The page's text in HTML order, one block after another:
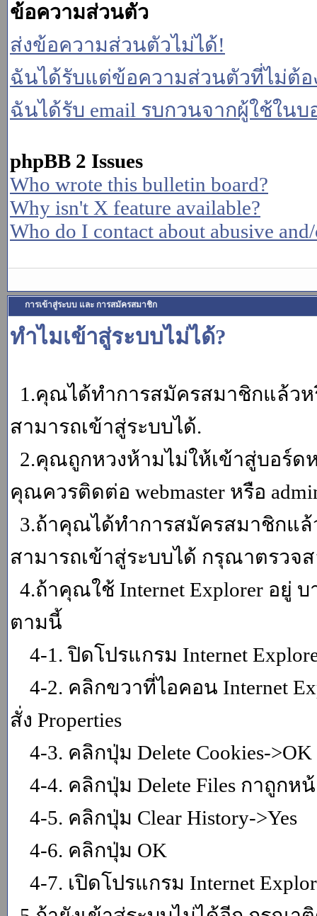
ข้อความส่วนตัว
ส่งข้อความส่วนตัวไม่ได้!
ฉันได้รับแต่ข้อความส่วนตัวที่ไม่ต้อ
ฉันได้รับ email รบกวนจากผู้ใช้ใน
phpBB 2 Issues
Who wrote this bulletin board?
Why isn't X feature available?
Who do I contact about abusive
การเข้าสู่ระบบ และ การสมัครสมาชิก
ทำไมเข้าสู่ระบบไม่ได้?
1.คุณได้ทำการสมัครสมาชิกแล้ว
สามารถเข้าสู่ระบบได้.
2.คุณถูกหวงห้ามไม่ให้เข้าสู่บอร์ด
คุณควรติดต่อ webmaster หรือ
3.ถ้าคุณได้ทำการสมัครสมาชิกแ
สามารถเข้าสู่ระบบได้ กรุณาตรวจส
4.ถ้าคุณใช้ Internet Explorer อยู่
ตามนี้
4-1. ปิดโปรแกรม Internet
4-2. คลิกขวาที่ไอคอน Internet
สั่ง Properties
4-3. คลิกปุ่ม Delete Cookies->OK
4-4. คลิกปุ่ม Delete Files กาถูกหน้
4-5. คลิกปุ่ม Clear History->Yes
4-6. คลิกปุ่ม OK
4-7. เปิดโปรแกรม Internet